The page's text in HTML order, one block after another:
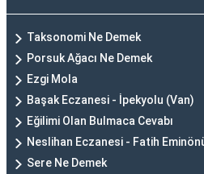
Taksonomi Ne Demek
Porsuk Ağacı Ne Demek
Ezgi Mola
Başak Eczanesi - İpekyolu (Van)
Eğilimi Olan Bulmaca Cevabı
Neslihan Eczanesi - Fatih
Sere Ne Demek